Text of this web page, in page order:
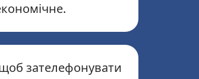
зателефонувати